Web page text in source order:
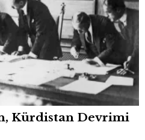
Kürdistan Devrimi